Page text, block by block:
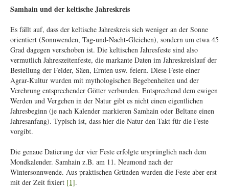
Samhain und der keltische Jahreskreis
Es fällt auf, dass der keltische Jahreskreis sich weniger an der Sonne
orientiert (Sonnwenden, Tag-und-Nacht-Gleichen), sondern um etwa 45
Grad dagegen verschoben ist. Die keltischen Jahresfeste sind also
vermutlich Jahreszeitenfeste, die markante Daten im Jahreskreislauf der
Bestellung der Felder, Säen, Ernten usw. feiern. Diese Feste einer
Agrar-Kultur wurden mit mythologischen Begebenheiten und der
Verehrung entsprechender Götter verbunden. Entsprechend dem ewigen
Werden und Vergehen in der Natur gibt es nicht einen eigentlichen
Jahresbeginn (je nach Kalender markieren Samhain oder Beltane einen
Jahresanfang). Typisch ist, dass hier die Natur den Takt für die Feste
vorgibt.
Die genaue Datierung der vier Feste erfolgte ursprünglich nach dem
Mondkalender. Samhain z.B. am 11. Neumond nach der
Wintersonnwende. Aus praktischen Gründen wurden die Feste aber erst
mit der Zeit fixiert [1].